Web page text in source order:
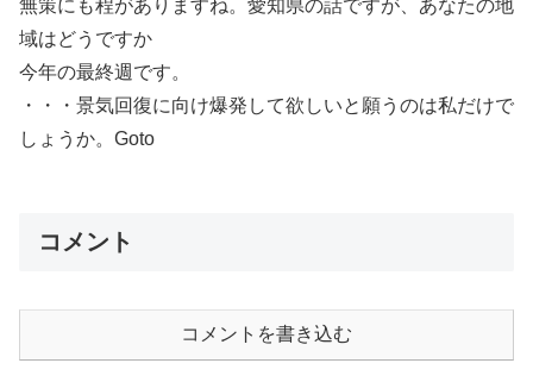
無策にも程がありますね。愛知県の話ですが、あなたの地
域はどうですか
今年の最終週です。
・・・景気回復に向け爆発して欲しいと願うのは私だけで
しょうか。Goto
コメント
コメントを書き込む